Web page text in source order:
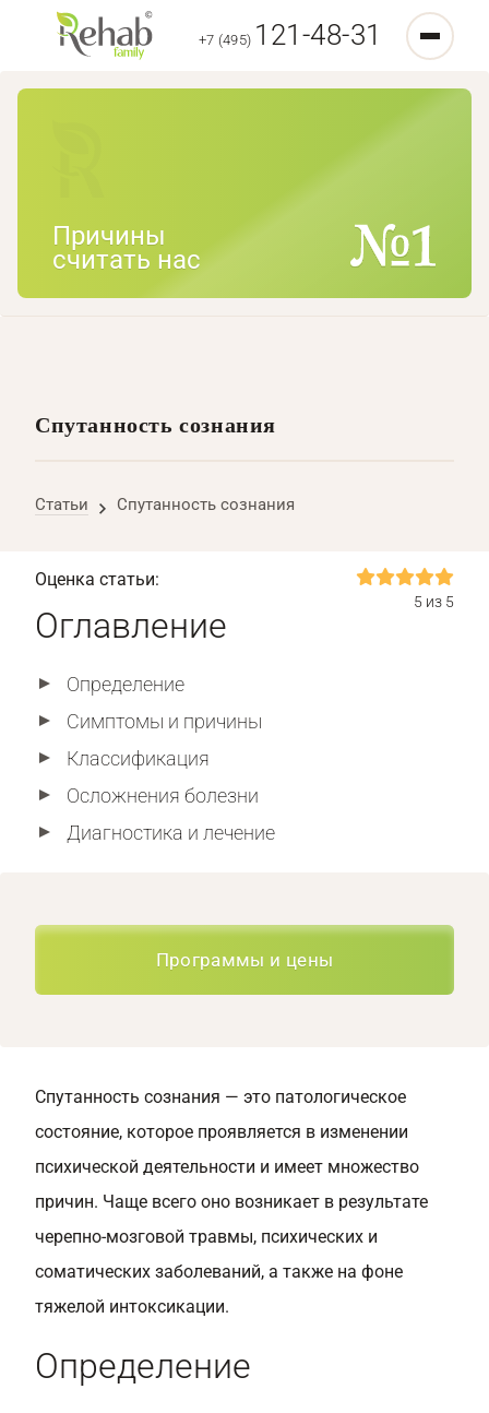
+7 (495) 121-48-31
Причины
считать нас
Спутанность сознания
Статьи Спутанность сознания
Оценка статьи:
5 из 5
Оглавление
Определение
Симптомы и причины
Классификация
Осложнения болезни
Диагностика и лечение
Программы и цены
Спутанность сознания — это патологическое
состояние, которое проявляется в изменении
психической деятельности и имеет множество
причин. Чаще всего оно возникает в результате
черепно-мозговой травмы, психических и
соматических заболеваний, а также на фоне
тяжелой интоксикации.
Определение